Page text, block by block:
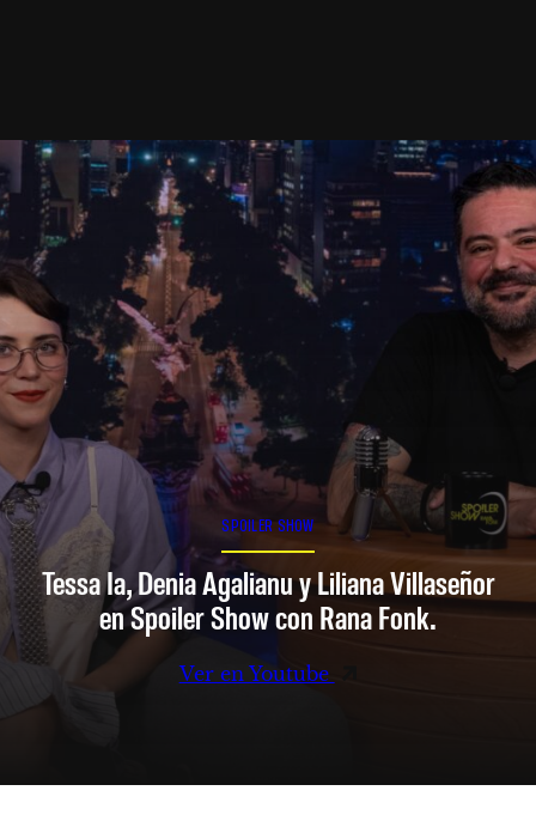
SPOILER SHOW
Tessa Ia, Denia Agalianu y Liliana Villaseñor
en Spoiler Show con Rana Fonk.
Ver en Youtube